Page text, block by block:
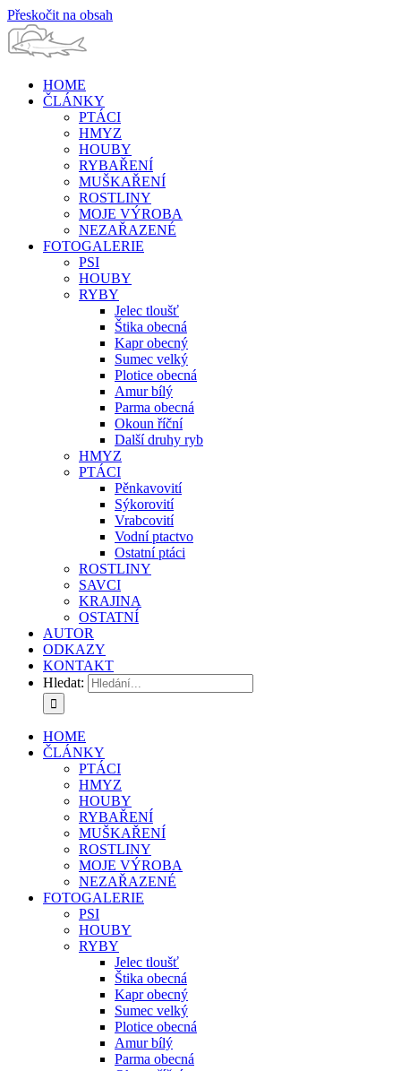
Přeskočit na obsah
HOME
ČLÁNKY
PTÁCI
HMYZ
HOUBY
RYBAŘENÍ
MUŠKAŘENÍ
ROSTLINY
MOJE VÝROBA
NEZAŘAZENÉ
FOTOGALERIE
PSI
HOUBY
RYBY
Jelec tloušť
Štika obecná
Kapr obecný
Sumec velký
Plotice obecná
Amur bílý
Parma obecná
Okoun říční
Další druhy ryb
HMYZ
PTÁCI
Pěnkavovití
Sýkorovití
Vrabcovití
Vodní ptactvo
Ostatní ptáci
ROSTLINY
SAVCI
KRAJINA
OSTATNÍ
AUTOR
ODKAZY
KONTAKT
Hledat:
HOME
ČLÁNKY
PTÁCI
HMYZ
HOUBY
RYBAŘENÍ
MUŠKAŘENÍ
ROSTLINY
MOJE VÝROBA
NEZAŘAZENÉ
FOTOGALERIE
PSI
HOUBY
RYBY
Jelec tloušť
Štika obecná
Kapr obecný
Sumec velký
Plotice obecná
Amur bílý
Parma obecná